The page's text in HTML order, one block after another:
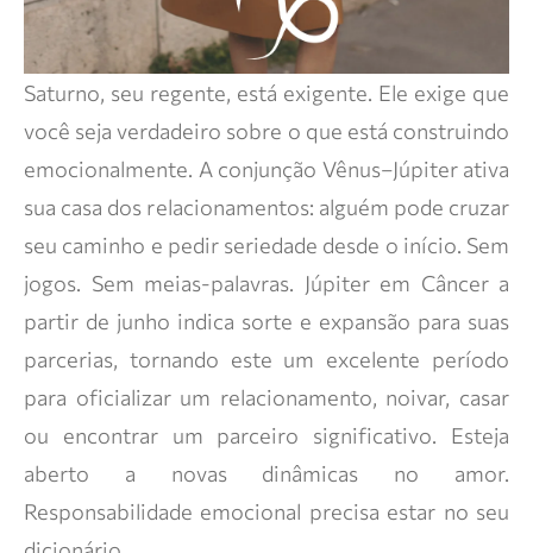
Saturno, seu regente, está exigente. Ele exige que
você seja verdadeiro sobre o que está construindo
emocionalmente. A conjunção Vênus–Júpiter ativa
sua casa dos relacionamentos: alguém pode cruzar
seu caminho e pedir seriedade desde o início. Sem
jogos. Sem meias-palavras. Júpiter em Câncer a
partir de junho indica sorte e expansão para suas
parcerias, tornando este um excelente período
para oficializar um relacionamento, noivar, casar
ou encontrar um parceiro significativo. Esteja
aberto a novas dinâmicas no amor.
Responsabilidade emocional precisa estar no seu